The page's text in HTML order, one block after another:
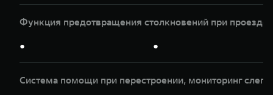
Функция предотвращения столкновений при проезде
● ●
Система помощи при перестроении, мониторинг